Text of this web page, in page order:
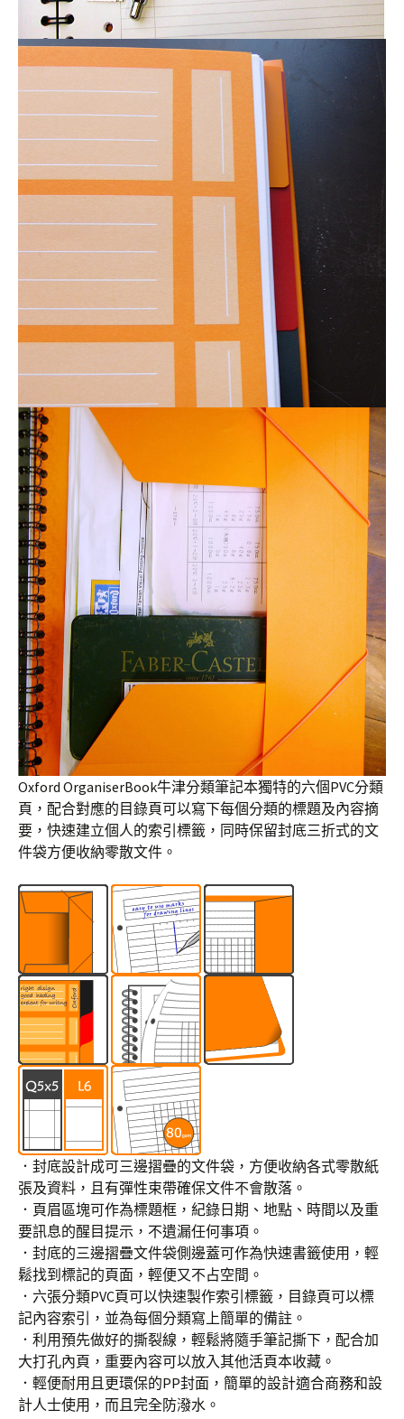
Oxford OrganiserBook牛津分類筆記本獨特的六個PVC分類
頁，配合對應的目錄頁可以寫下每個分類的標題及內容摘
要，快速建立個人的索引標籤，同時保留封底三折式的文
件袋方便收納零散文件。
．封底設計成可三邊摺疊的文件袋，方便收納各式零散紙
張及資料，且有彈性束帶確保文件不會散落。
．頁眉區塊可作為標題框，紀錄日期、地點、時間以及重
要訊息的醒目提示，不遺漏任何事項。
．封底的三邊摺疊文件袋側邊蓋可作為快速書籤使用，輕
鬆找到標記的頁面，輕便又不占空間。
．六張分類PVC頁可以快速製作索引標籤，目錄頁可以標
記內容索引，並為每個分類寫上簡單的備註。
．利用預先做好的撕裂線，輕鬆將隨手筆記撕下，配合加
大打孔內頁，重要內容可以放入其他活頁本收藏。
．輕便耐用且更環保的PP封面，簡單的設計適合商務和設
計人士使用，而且完全防潑水。